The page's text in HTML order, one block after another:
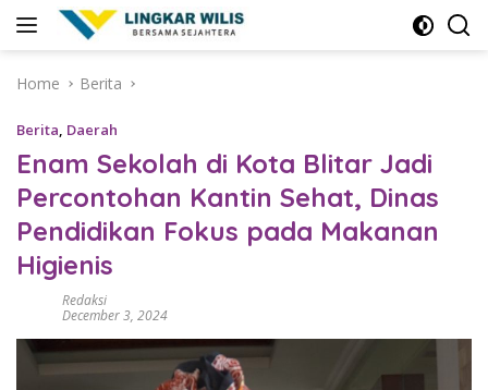
Home
Berita
Berita, Daerah
Enam Sekolah di Kota Blitar Jadi
Percontohan Kantin Sehat, Dinas
Pendidikan Fokus pada Makanan
Higienis
Redaksi
December 3, 2024